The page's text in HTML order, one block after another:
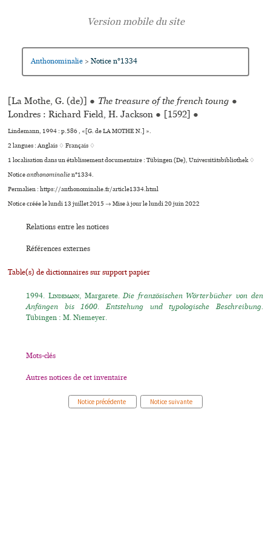
Anthonominalie > Notice n°1334
[La Mothe, G. (de)] ● The treasure of the french toung ●
Londres : Richard Field, H. Jackson ● [1592] ●
Lindemann, 1994 : p.586 , «[G. de LA MOTHE N.] ».
2 langues :Anglais ♢Français ♢
1 localisation dans un établissement documentaire : Tübingen (De), Universitätsbibliothek ♢
Noticeanthonominalien°1334.
Permalien : https://anthonominalie.fr/article1334.html
Notice créée le lundi 13 juillet 2015 → Mise à jour le lundi 20 juin 2022
Relations entre les notices
Références externes
Table(s) de dictionnaires sur support papier
1994.Lindemann, Margarete.Die französischen Wörterbücher von den
Anfängen bis 1600. Entstehung und typologische Beschreibung.
Tübingen : M. Niemeyer.
Mots-clés
Autres notices de cet inventaire
Notice précédente Notice suivante